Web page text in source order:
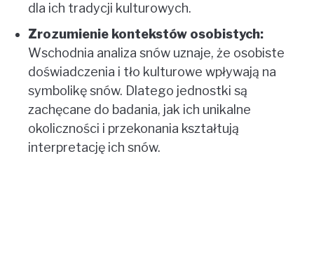
dla ich tradycji kulturowych.
Zrozumienie kontekstów osobistych:
Wschodnia analiza snów uznaje, że osobiste
doświadczenia i tło kulturowe wpływają na
symbolikę snów. Dlatego jednostki są
zachęcane do badania, jak ich unikalne
okoliczności i przekonania kształtują
interpretację ich snów.